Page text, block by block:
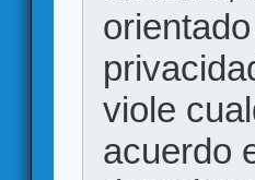
viole
acuerdo